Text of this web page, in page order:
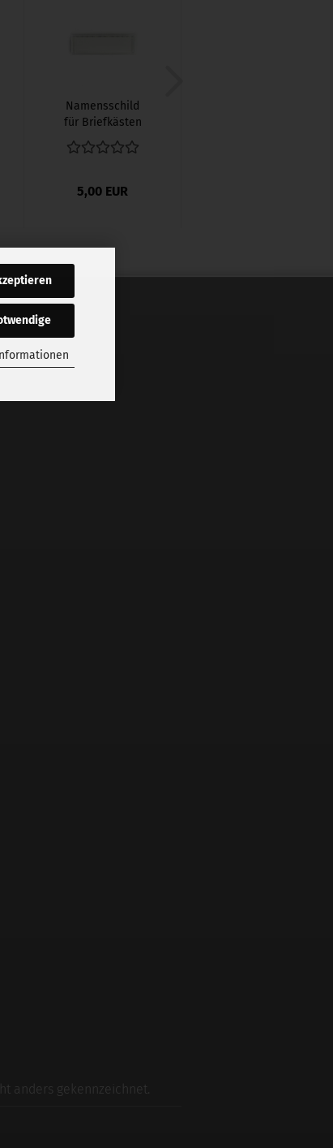
Namensschild
für Briefkästen
5,00 EUR
anders gekennzeichnet.